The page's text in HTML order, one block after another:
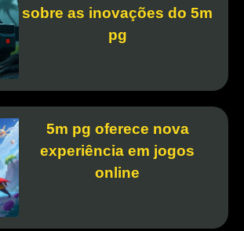
sobre as inovações do 5m
pg
5m pg oferece nova
experiência em jogos
online